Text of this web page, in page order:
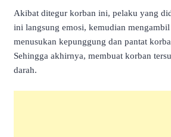
Akibat ditegur korban ini, pelaku yang
ini langsung emosi, kemudian mengambil
menusukan kepunggung dan pantat
Sehingga akhirnya, membuat korban
darah.